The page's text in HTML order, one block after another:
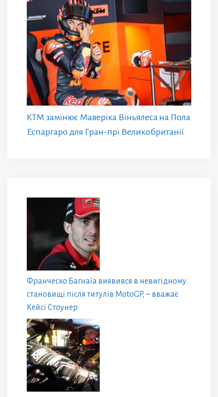
KTM замінює Маверіка Віньялеса на Пола
Еспаргаро для Гран-прі Великобританії
Франческо Багнаїа виявився в невигідному
становищі після титулів MotoGP, – вважає
Кейсі Стоунер